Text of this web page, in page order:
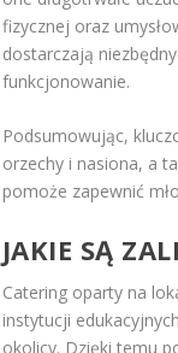
fizycznej oraz
dostarczają
funkcjonowanie.
Podsumowując,
orzechy i nasiona, a
pomoże zapewnić
JAKIE SĄ
Catering oparty na
instytucji
okolicy. Dzięki temu